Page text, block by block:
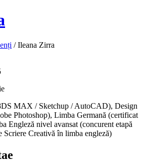
/ Ileana Zirra
MAX / Sketchup / AutoCAD), Design
Photoshop), Limba Germană (certificat
Engleză nivel avansat (concurent etapă
Scriere Creativă în limba engleză)